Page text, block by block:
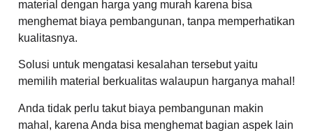
material dengan harga yang murah karena bisa
menghemat biaya pembangunan, tanpa memperhatikan
kualitasnya.
Solusi untuk mengatasi kesalahan tersebut yaitu
memilih material berkualitas walaupun harganya mahal!
Anda tidak perlu takut biaya pembangunan makin
mahal, karena Anda bisa menghemat bagian aspek lain